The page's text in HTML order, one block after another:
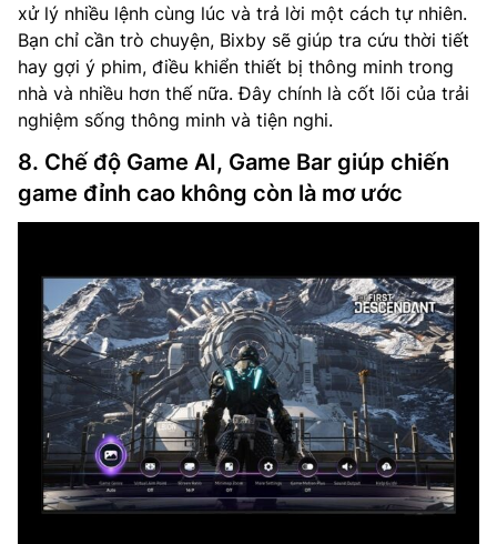
xử lý nhiều lệnh cùng lúc và trả lời một cách tự nhiên.
Bạn chỉ cần trò chuyện, Bixby sẽ giúp tra cứu thời tiết
hay gợi ý phim, điều khiển thiết bị thông minh trong
nhà và nhiều hơn thế nữa. Đây chính là cốt lõi của trải
nghiệm sống thông minh và tiện nghi.
8. Chế độ Game AI, Game Bar giúp chiến
game đỉnh cao không còn là mơ ước